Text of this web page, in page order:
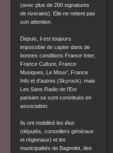
(avec plus de 200 signatures
de riverains). Elle ne retient pas
son attention.
Depuis, il est toujours
impossible de capter dans de
bonnes conditions France Inter,
France Culture, France
Musiques, Le Mouv', France
Info et d’autres (Skyrock), mais
Les Sans Radio de l’Est
parisien se sont constitués en
association.
Ils ont mobilisé les élus
(députés, conseillers généraux
et régionaux) et les
municipalités de Bagnolet, des